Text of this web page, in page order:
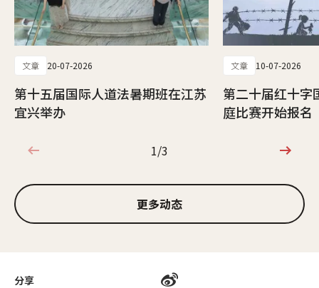
分享
文章 20-07-2026
第十五届国际人道法暑期班在江苏
宜兴举办
文章 10-07-2026
第二十届红十字
庭比赛开始报名
1/3
1/3
更多动态